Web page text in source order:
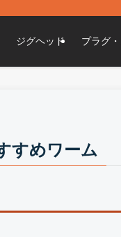
ジグヘッド プラグ
すめワーム